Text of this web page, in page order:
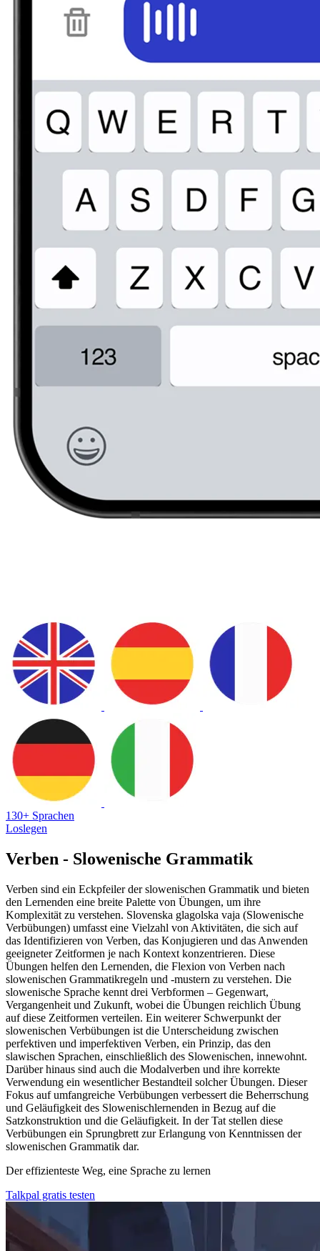
130+ Sprachen
Loslegen
Verben - Slowenische Grammatik
Verben sind ein Eckpfeiler der slowenischen Grammatik und bieten
den Lernenden eine breite Palette von Übungen, um ihre
Komplexität zu verstehen. Slovenska glagolska vaja (Slowenische
Verbübungen) umfasst eine Vielzahl von Aktivitäten, die sich auf
das Identifizieren von Verben, das Konjugieren und das Anwenden
geeigneter Zeitformen je nach Kontext konzentrieren. Diese
Übungen helfen den Lernenden, die Flexion von Verben nach
slowenischen Grammatikregeln und -mustern zu verstehen. Die
slowenische Sprache kennt drei Verbformen – Gegenwart,
Vergangenheit und Zukunft, wobei die Übungen reichlich Übung
auf diese Zeitformen verteilen. Ein weiterer Schwerpunkt der
slowenischen Verbübungen ist die Unterscheidung zwischen
perfektiven und imperfektiven Verben, ein Prinzip, das den
slawischen Sprachen, einschließlich des Slowenischen, innewohnt.
Darüber hinaus sind auch die Modalverben und ihre korrekte
Verwendung ein wesentlicher Bestandteil solcher Übungen. Dieser
Fokus auf umfangreiche Verbübungen verbessert die Beherrschung
und Geläufigkeit des Slowenischlernenden in Bezug auf die
Satzkonstruktion und die Geläufigkeit. In der Tat stellen diese
Verbübungen ein Sprungbrett zur Erlangung von Kenntnissen der
slowenischen Grammatik dar.
Der effizienteste Weg, eine Sprache zu lernen
Talkpal gratis testen